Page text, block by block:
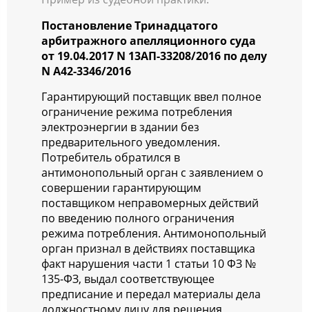
Постановление Тринадцатого
арбитражного апелляционного суда
от 19.04.2017 N 13АП-33208/2016 по делу
N А42-3346/2016
Гарантирующий поставщик ввел полное
ограничение режима потребления
электроэнергии в здании без
предварительного уведомления.
Потребитель обратился в
антимонопольный орган с заявлением о
совершении гарантирующим
поставщиком неправомерных действий
по введению полного ограничения
режима потребления. Антимонопольный
орган признал в действиях поставщика
факт нарушения части 1 статьи 10 ФЗ №
135-ФЗ, выдал соответствующее
предписание и передал материалы дела